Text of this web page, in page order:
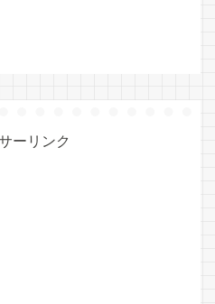
ーリンク